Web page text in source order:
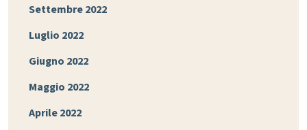
Settembre 2022
Luglio 2022
Giugno 2022
Maggio 2022
Aprile 2022